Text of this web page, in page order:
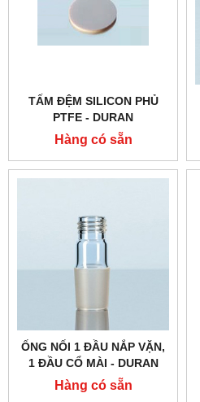
TẤM ĐỆM SILICON PHỦ
PTFE - DURAN
Hàng có sẵn
ỐNG NỐI 1 ĐẦU NẮP VẶN,
1 ĐẦU CỔ MÀI - DURAN
Hàng có sẵn